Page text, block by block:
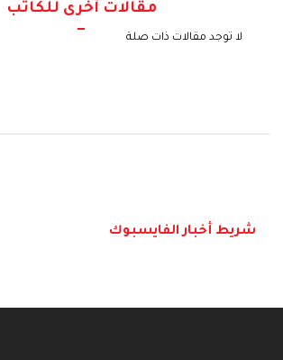
مقالات أخرى للكاتب
لا توجد مقالات ذات صلة
شريط أخبار الفايسبوك